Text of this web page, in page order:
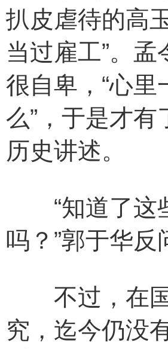
扒皮虐待的高
当过雇工”。
很自卑，“心
么”，于是才有
历史讲述。
“知道了这些
吗？”郭于华反
不过，在国
究，迄今仍没